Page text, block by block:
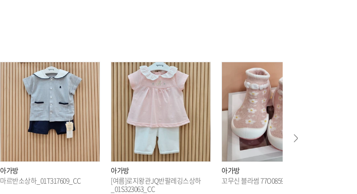
아가방
마르반소상하_01T317609_CC
아가방
[여름]로지왕관JQ반팔레깅스상하
_01S323063_CC
아가방
꼬무신 블라썸 77O085932588_CJ